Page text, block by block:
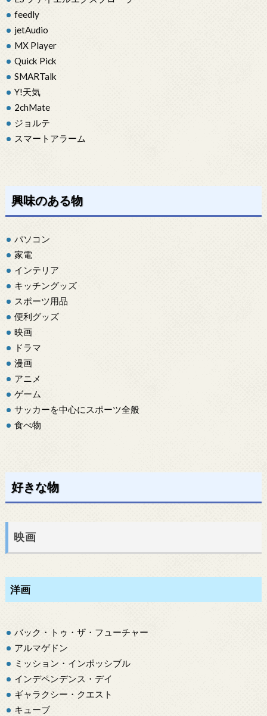
feedly
jetAudio
MX Player
Quick Pick
SMARTalk
Y!天気
2chMate
ジョルテ
スマートアラーム
興味のある物
パソコン
家電
インテリア
キッチングッズ
スポーツ用品
便利グッズ
映画
ドラマ
漫画
アニメ
ゲーム
サッカーを中心にスポーツ全般
食べ物
好きな物
映画
洋画
バック・トゥ・ザ・フューチャー
アルマゲドン
ミッション・インポッシブル
インデペンデンス・デイ
ギャラクシー・クエスト
キューブ